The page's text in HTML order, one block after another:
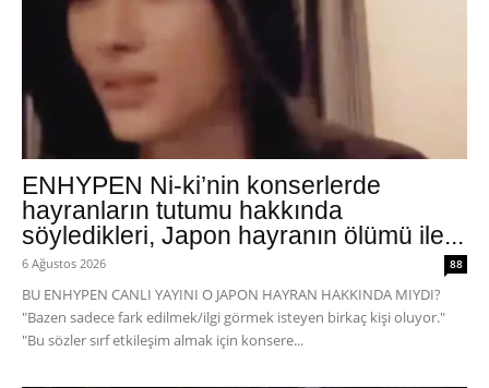
ENHYPEN Ni-ki’nin konserlerde
hayranların tutumu hakkında
söyledikleri, Japon hayranın ölümü ile...
6 Ağustos 2026 88
BU ENHYPEN CANLI YAYINI O JAPON HAYRAN HAKKINDA MIYDI?
"Bazen sadece fark edilmek/ilgi görmek isteyen birkaç kişi oluyor."
"Bu sözler sırf etkileşim almak için konsere...